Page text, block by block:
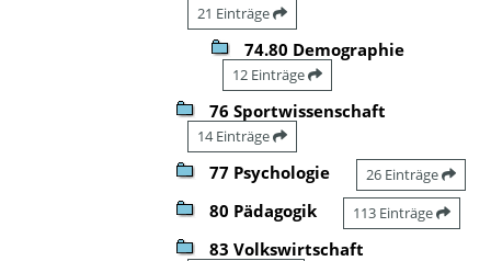
21 Einträge
74.80 Demographie
12 Einträge
76 Sportwissenschaft
14 Einträge
77 Psychologie 26 Einträge
80 Pädagogik 113 Einträge
83 Volkswirtschaft